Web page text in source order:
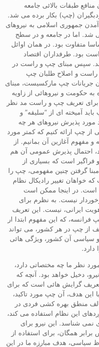
طبقات بالائی جامعه
(چپ) بکار برده می شد.
جمهوری اسلامی به نیروهای
شد. اما در جامعه و در سطح
متفاوت بود. در همان اوائل
بود. طرفداران اقتصاد
سپس مبنای چپ و راست در
راست و اصلاح طلبان چپ
جریانات چپ مارکسیست، مبنای
حکومت و نیروهائی از زاویه
برای تعریف چپ و راست مد نظر
آمیخته ای از “سلیقه” و
مورد پذیرش نیروهای هر چه
از چپ ارائه کنیم که کمتر مورد
مفهوم آغازین آن بمانیم. از
احتمال پذیرش عمومی آن هم
فراگیر است که بسیاری از
گرفتن چنین مفهومی، چپ را
خواهان تغییر رادیکال نظام
است. در اینجا ممکن است
نیست. به نظرم برای
ایرانی، نیست. این تعریف
که این مفهوم ابتدا ار
از چپ در هر کشور، می تواند
و سیاسی آن کشور، ویژگی هائی
نظر ما چه مختصاتی دارد،
دخیل خواهد بود. آنچه که
گرایش هائی است که برای
این هدف، آن چپ مورد تاکید،
منطق بهره کشی فردی در
این نظام استفاده می کند،
نمی شناسد. این نیرو برای
همگان، برای استفاده از
سیاسی، هدف مبارزه ما در این